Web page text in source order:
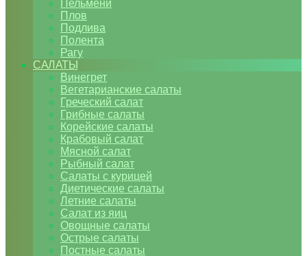
Пельмени
Плов
Подлива
Полента
Рагу
САЛАТЫ
Винегрет
Вегетарианские салаты
Греческий салат
Грибные салаты
Корейские салаты
Крабовый салат
Мясной салат
Рыбный салат
Салаты с курицей
Диетические салаты
Летние салаты
Салат из яиц
Овощные салаты
Острые салаты
Постные салаты